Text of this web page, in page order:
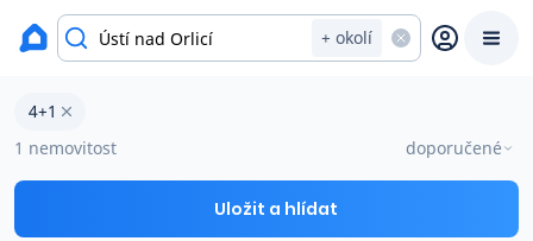
+ okolí
Prodat
Prodej s Reas.cz
Byty na prodej
Byty 4+1 na prodej v okresu Ústí nad Orlicí
4+1
1 nemovitost
doporučené
Uložit a hlídat